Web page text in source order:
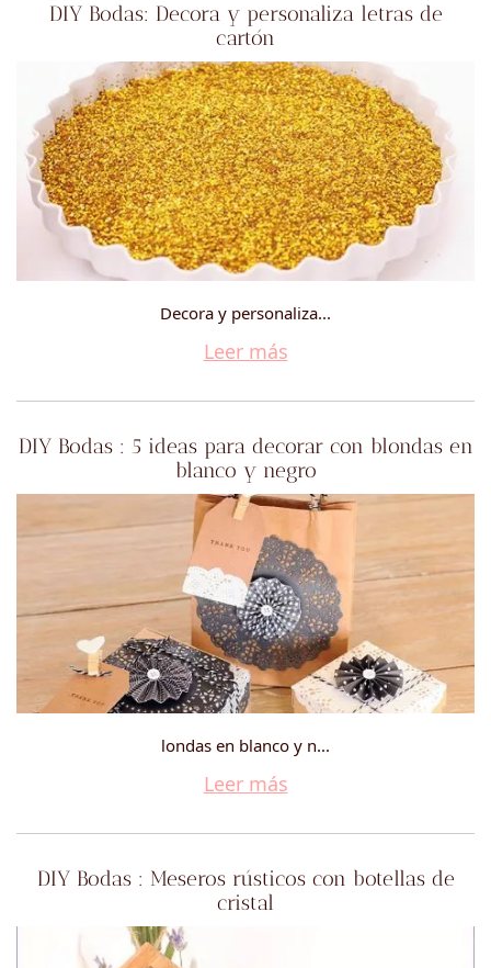
DIY Bodas: Decora y personaliza letras de
cartón
Decora y personaliza...
Leer más
DIY Bodas : 5 ideas para decorar con blondas en
blanco y negro
londas en blanco y n...
Leer más
DIY Bodas : Meseros rústicos con botellas de
cristal